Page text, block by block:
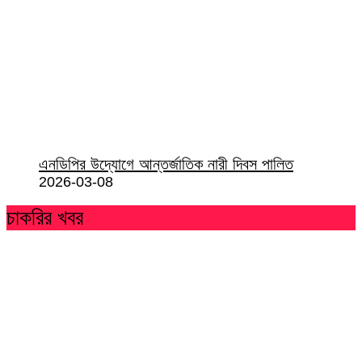
এনডিপির উদ্যোগে আন্তর্জাতিক নারী দিবস পালিত
2026-03-08
চাকরির খবর